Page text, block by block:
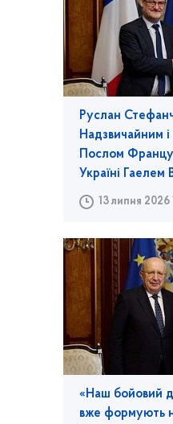
Руслан
Надзвичайним
Послом
Україні Гаелем
13 липня 2026
«Наш бойовий
вже формують